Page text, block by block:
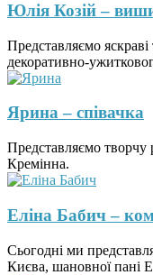
Юлія Козій –
Представляємо
декоративно-
Ярина – співачка
Представляємо творчу
Кремінна.
Еліна Бабич –
Сьогодні ми
Києва, шановної пані